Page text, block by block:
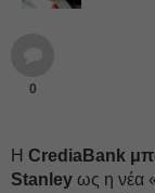
0
Η CrediaBank
Stanley ως η νέα